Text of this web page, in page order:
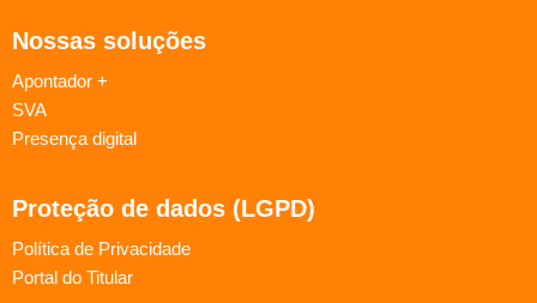
Nossas soluções
Apontador +
SVA
Presença digital
Proteção de dados (LGPD)
Política de Privacidade
Portal do Titular